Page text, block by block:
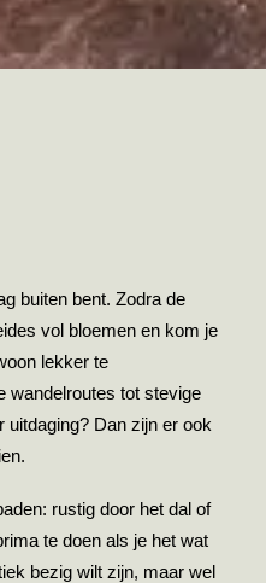
buiten bent. Zodra de
vol bloemen en kom je
lekker te
wandelroutes tot stevige
uitdaging? Dan zijn er ook
rustig door het dal of
te doen als je het wat
bezig wilt zijn, maar wel